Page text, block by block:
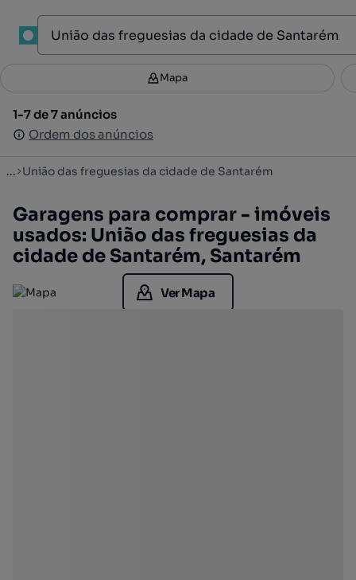
Filtros 3
1-7 de 7 anúncios
Ordem dos anúncios
Mapa
1-7 de 7 anúncios
Ordem dos anúncios
... União das freguesias da cidade de Santarém
Garagens para comprar - imóveis
usados: União das freguesias da
cidade de Santarém, Santarém
Ver Mapa